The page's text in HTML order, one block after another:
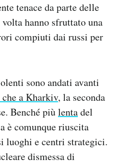
tenace da parte delle
hanno sfruttato una
compiuti dai russi per
sono andati avanti
a Kharkiv, la seconda
Benché piùlentadel
è comunque riuscita
luoghi e centri strategici.
dismessa di